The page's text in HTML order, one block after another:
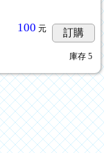
100 元 訂購
庫存 5